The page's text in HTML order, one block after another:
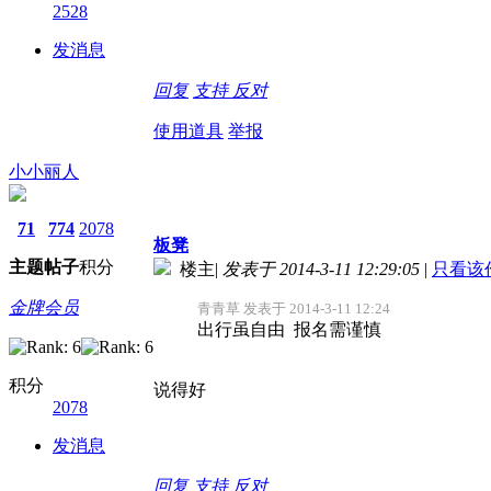
2528
发消息
回复 支持 反对
使用道具 举报
小小丽人
71
主题
774
帖子
2078
积分
金牌会员
积分
2078
发消息
板凳
楼主| 发表于 2014-3-11 12:29:05 | 只看该
青青草 发表于 2014-3-11 12:24
出行虽自由 报名需谨慎
说得好
回复 支持 反对